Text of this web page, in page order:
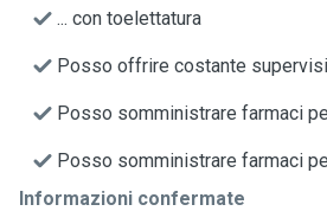
... con toelettatura
Posso offrire costante
Posso somministrare farmaci
Posso somministrare farmaci
Informazioni confermate